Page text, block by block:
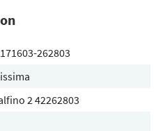
262803
2 42262803